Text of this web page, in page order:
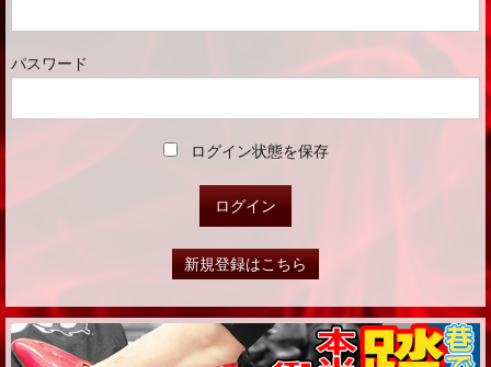
パスワード
ログイン状態を保存
新規登録はこちら